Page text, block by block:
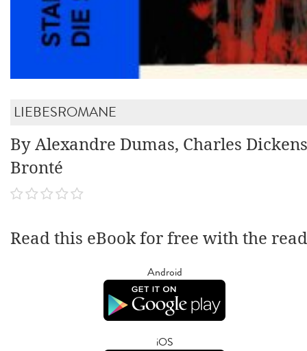
LIEBESROMANE
By Alexandre Dumas, Charles
Bronté
Read this eBook for free with the
Android
iOS